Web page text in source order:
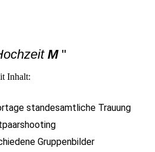
M "
Inhalt:
standesamtliche Trauung
Gruppenbilder